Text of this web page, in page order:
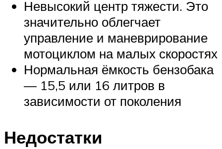
Невысокий центр тяжести. Это
значительно облегчает
управление и маневрирование
мотоциклом на малых скоростях
Нормальная ёмкость бензобака
— 15,5 или 16 литров в
зависимости от поколения
Недостатки